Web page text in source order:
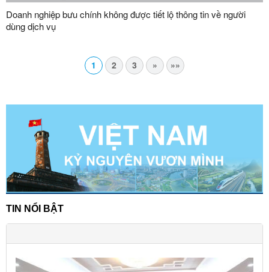
Doanh nghiệp bưu chính không được tiết lộ thông tin về người
dùng dịch vụ
1 2 3 » »»
TIN NỔI BẬT